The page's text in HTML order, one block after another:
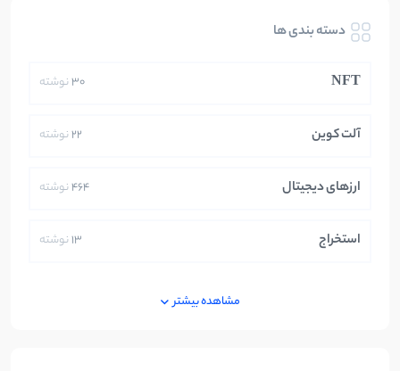
دسته بندی ها
NFT
30نوشته
آلت کوین 22نوشته
ارزهای دیجیتال 464نوشته
استخراج 13نوشته
مشاهده بیشتر